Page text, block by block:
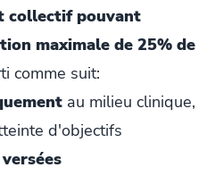
collectif pouvant
maximale de 25% de
comme suit:
au milieu clinique,
d'objectifs